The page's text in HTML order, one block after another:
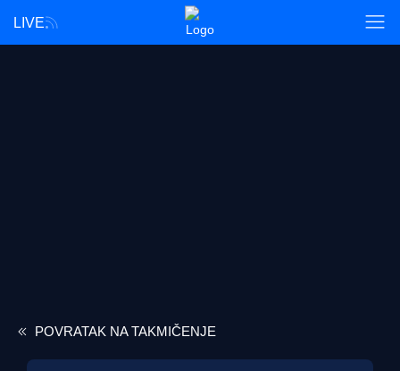
LIVE
POVRATAK NA TAKMIČENJE